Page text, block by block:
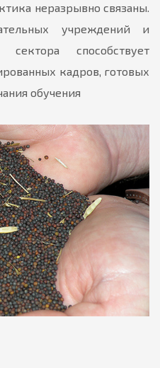
неразрывно связаны.
учреждений и
сектора способствует
кадров, готовых
обучения